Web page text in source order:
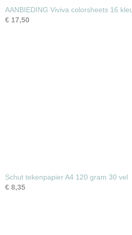
AANBIEDING Viviva colorsheets 16
€ 17,50
Schut tekenpapier A4 120 gram 30 vel
€ 8,35